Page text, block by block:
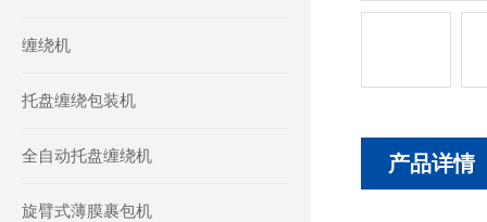
缠绕机
托盘缠绕包装机
全自动托盘缠绕机
旋臂式薄膜裹包机
产品详情